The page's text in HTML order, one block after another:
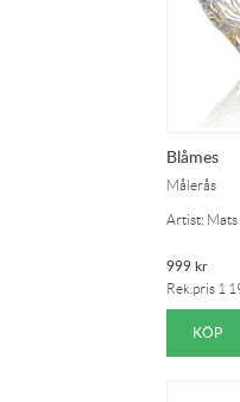
Blåmes
Målerås
Artist: Mats
999kr
Rek.pris 1
KÖP